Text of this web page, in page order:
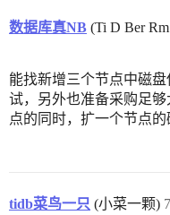
数据库真NB (Ti D Ber
能找新增三个节点中磁
试，另外也准备采购足
点的同时，扩一个节点的
tidb菜鸟一只 (小菜一颗) 7